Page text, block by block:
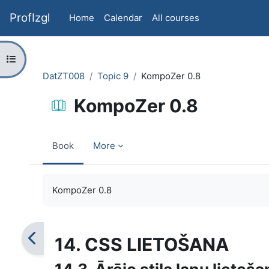
ProfIzgl Home Calendar All courses
Open course index
DatZT008
Topic 9 KompoZer 0.8
KompoZer 0.8
Book More
KompoZer 0.8
14. CSS LIETOŠANA